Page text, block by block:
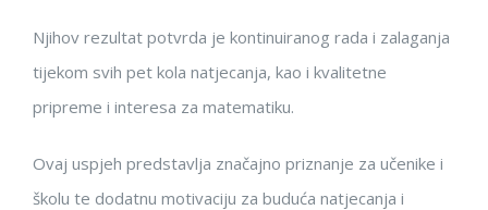
Njihov rezultat potvrda je kontinuiranog rada i zalaganja
tijekom svih pet kola natjecanja, kao i kvalitetne
pripreme i interesa za matematiku.
Ovaj uspjeh predstavlja značajno priznanje za učenike i
školu te dodatnu motivaciju za buduća natjecanja i